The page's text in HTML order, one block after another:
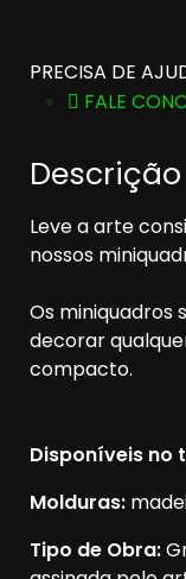
PRECISA DE
FALE
Descrição
Leve a arte
nossos
Os miniquadros
decorar
compacto.
Disponíveis no
Molduras:
Tipo de Obra: